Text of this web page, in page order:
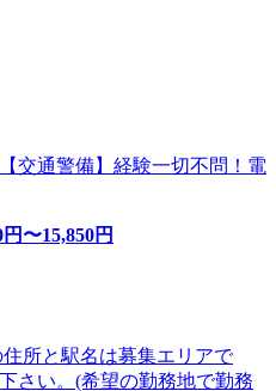
交通警備】経験一切不問！電
円〜15,850円
所と駅名は募集エリアで
さい。(希望の勤務地で勤務